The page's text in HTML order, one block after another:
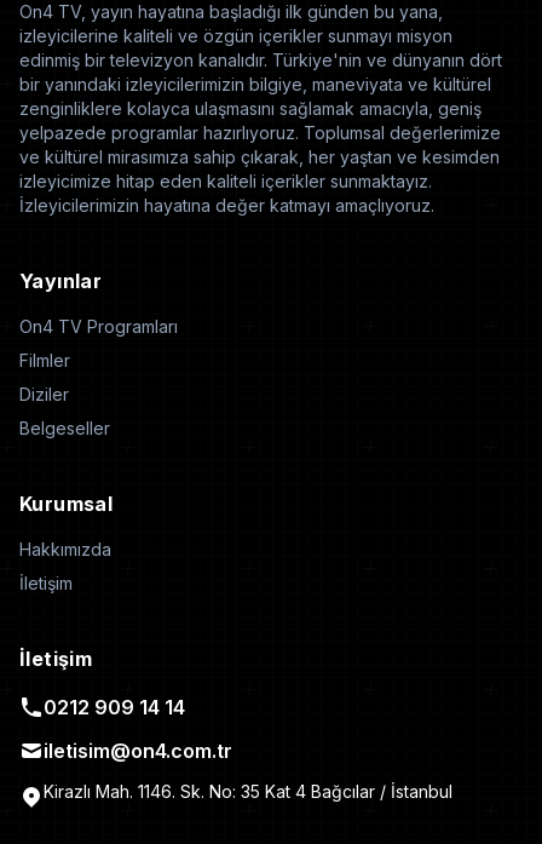
On4 TV, yayın hayatına başladığı ilk günden bu yana,
izleyicilerine kaliteli ve özgün içerikler sunmayı misyon
edinmiş bir televizyon kanalıdır. Türkiye'nin ve dünyanın dört
bir yanındaki izleyicilerimizin bilgiye, maneviyata ve kültürel
zenginliklere kolayca ulaşmasını sağlamak amacıyla, geniş
yelpazede programlar hazırlıyoruz. Toplumsal değerlerimize
ve kültürel mirasımıza sahip çıkarak, her yaştan ve kesimden
izleyicimize hitap eden kaliteli içerikler sunmaktayız.
İzleyicilerimizin hayatına değer katmayı amaçlıyoruz.
Yayınlar
On4 TV Programları
Filmler
Diziler
Belgeseller
Kurumsal
Hakkımızda
İletişim
İletişim
0212 909 14 14
iletisim@on4.com.tr
Kirazlı Mah. 1146. Sk. No: 35 Kat 4 Bağcılar / İstanbul